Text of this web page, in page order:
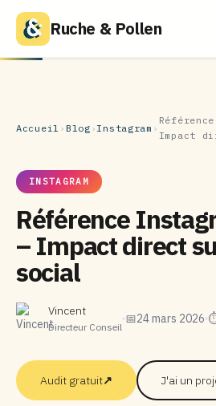
Ruche & Pollen
Accueil › Blog ›Instagram ›
Impact
INSTAGRAM
Référence
– Impact direct
social
Vincent
Directeur Conseil
📅24 mars 2026
Audit gratuit↗ J'ai un